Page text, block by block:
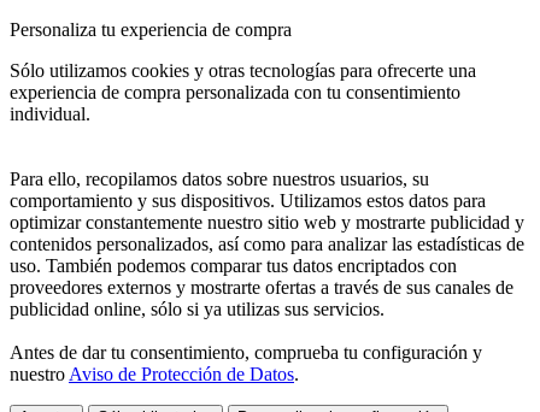
Personaliza tu experiencia de compra
Sólo utilizamos cookies y otras tecnologías para ofrecerte una
experiencia de compra personalizada con tu consentimiento
individual.
Para ello, recopilamos datos sobre nuestros usuarios, su
comportamiento y sus dispositivos. Utilizamos estos datos para
optimizar constantemente nuestro sitio web y mostrarte publicidad y
contenidos personalizados, así como para analizar las estadísticas de
uso. También podemos comparar tus datos encriptados con
proveedores externos y mostrarte ofertas a través de sus canales de
publicidad online, sólo si ya utilizas sus servicios.
Antes de dar tu consentimiento, comprueba tu configuración y
nuestro Aviso de Protección de Datos.